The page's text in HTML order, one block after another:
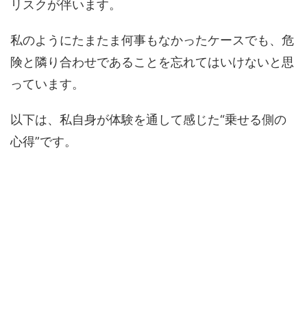
リスクが伴います。
私のようにたまたま何事もなかったケースでも、危
険と隣り合わせであることを忘れてはいけないと思
っています。
以下は、私自身が体験を通して感じた“乗せる側の
心得”です。